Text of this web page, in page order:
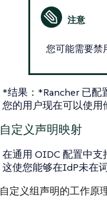
您可能需要禁
*结果：*Rancher 已配
您的用户现在可以使用
自定义声明映射
在通用 OIDC 配置中
这使您能够在IdP未在
自定义组声明的工作原